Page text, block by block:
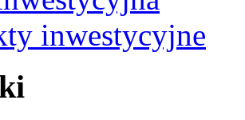
inwestycyjne